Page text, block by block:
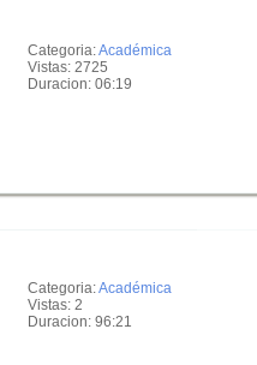
Categoria:Académica
Vistas: 2725
Duracion: 06:19
Categoria:Académica
Vistas: 2
Duracion: 96:21